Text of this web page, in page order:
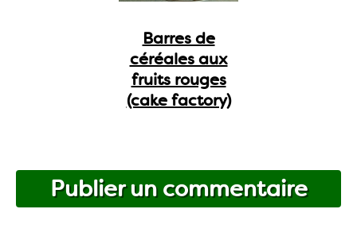
Barres de
céréales aux
fruits rouges
(cake factory)
Publier un commentaire